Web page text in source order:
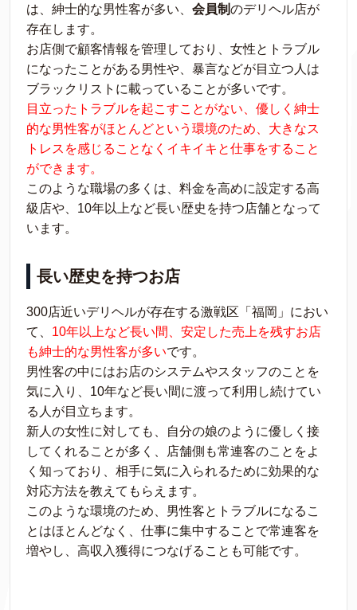
は、紳士的な男性客が多い、 会員制のデリヘル店が
存在します。
お店側で顧客情報を管理しており、女性とトラブル
になったことがある男性や、暴言などが目立つ人は
ブラックリストに載っていることが多いです。
目立ったトラブルを起こすことがない、優しく紳士
的な男性客がほとんどという環境のため、大きなス
トレスを感じることなくイキイキと仕事をすること
ができます。
このような職場の多くは、料金を高めに設定する高
級店や、10年以上など長い歴史を持つ店舗となって
います。
長い歴史を持つお店
300店近いデリヘルが存在する激戦区「福岡」におい
て、 10年以上など長い間、安定した売上を残すお店
も紳士的な男性客が多いです。
男性客の中にはお店のシステムやスタッフのことを
気に入り、10年など長い間に渡って利用し続けてい
る人が目立ちます。
新人の女性に対しても、自分の娘のように優しく接
してくれることが多く、店舗側も常連客のことをよ
く知っており、相手に気に入られるために効果的な
対応方法を教えてもらえます。
このような環境のため、男性客とトラブルになるこ
とはほとんどなく、仕事に集中することで常連客を
増やし、高収入獲得につなげることも可能です。